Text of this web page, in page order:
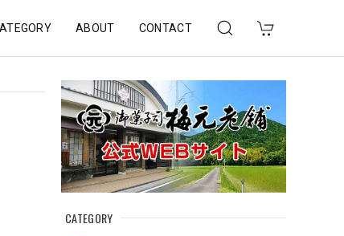
ABOUT CONTACT
CATEGORY